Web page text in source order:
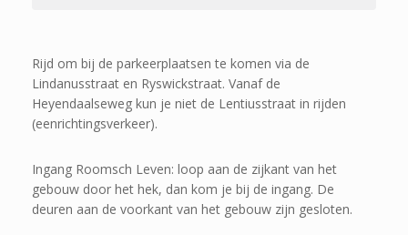
Rijd om bij de parkeerplaatsen te komen via de
Lindanusstraat en Ryswickstraat. Vanaf de
Heyendaalseweg kun je niet de Lentiusstraat in rijden
(eenrichtingsverkeer).
Ingang Roomsch Leven: loop aan de zijkant van het
gebouw door het hek, dan kom je bij de ingang. De
deuren aan de voorkant van het gebouw zijn gesloten.